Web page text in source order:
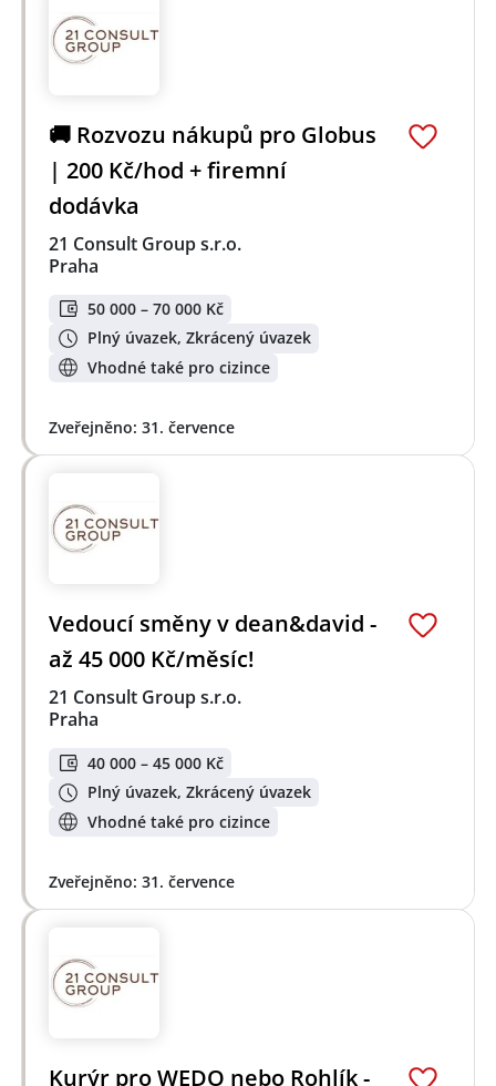
🚚 Rozvozu nákupů pro Globus
| 200 Kč/hod + firemní
dodávka
21 Consult Group s.r.o.
Praha
50 000 – 70 000 Kč
Plný úvazek, Zkrácený úvazek
Vhodné také pro cizince
Zveřejněno: 31. července
Vedoucí směny v dean&david -
až 45 000 Kč/měsíc!
21 Consult Group s.r.o.
Praha
40 000 – 45 000 Kč
Plný úvazek, Zkrácený úvazek
Vhodné také pro cizince
Zveřejněno: 31. července
Kurýr pro WEDO nebo Rohlík -